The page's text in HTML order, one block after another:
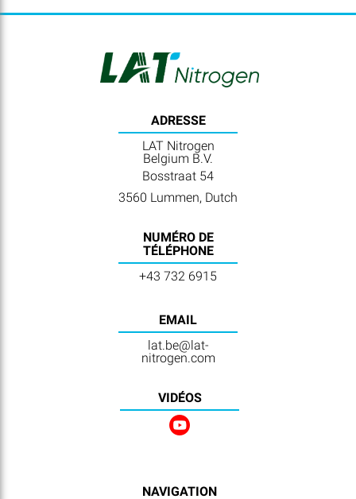
ADRESSE
LAT Nitrogen
Belgium B.V.
Bosstraat 54
3560 Lummen, Dutch
NUMÉRO DE
TÉLÉPHONE
+43 732 6915
EMAIL
lat.be@lat-
nitrogen.com
VIDÉOS
NAVIGATION